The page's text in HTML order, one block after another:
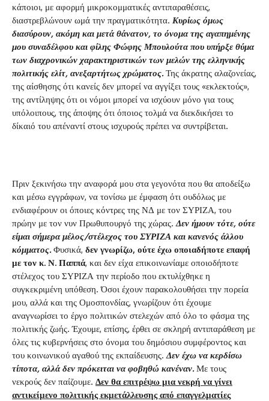
κάποιοι, με αφορμή μικροκομματικές αντιπαραθέσεις,
διαστρεβλώνουν ωμά την πραγματικότητα. Κυρίως όμως
διασύρουν, ακόμη και μετά θάνατον, το όνομα της αγαπημένης
μου συναδέλφου και φίλης Φώφης Μπουλούτα που υπήρξε θύμα
των διαχρονικών χαρακτηριστικών των μελών της ελληνικής
πολιτικής ελίτ, ανεξαρτήτως χρώματος.Της άκρατης αλαζονείας,
της αίσθησης ότι κανείς δεν μπορεί να αγγίξει τους «εκλεκτούς»,
της αντίληψης ότι οι νόμοι μπορεί να ισχύουν μόνο για τους
υπόλοιπους, της άποψης ότι όποιος τολμά να διεκδικήσει το
δίκαιό του απέναντί στους ισχυρούς πρέπει να συντρίβεται.
Πριν ξεκινήσω την αναφορά μου στα γεγονότα που θα αποδείξω
και μέσω εγγράφων, να τονίσω με έμφαση ότι ουδόλως με
ενδιαφέρουν οι όποιες κόντρες της ΝΔ με τον ΣΥΡΙΖΑ, του
πρώην με τον νυν Πρωθυπουργό της χώρας. Δεν ήμουν τότε, ούτε
είμαι σήμερα μέλος/στέλεχος του ΣΥΡΙΖΑ και κανενός άλλου
κόμματος.Φυσικά, δεν γνωρίζω, ούτε έχω οποιαδήποτε επαφή
με τον κ. Ν. Παππά, και δεν είχα επικοινωνίαμε οποιοδήποτε
στέλεχος του ΣΥΡΙΖΑ την περίοδο που εκτυλίχθηκε η
συγκεκριμένη υπόθεση. Όσοι έχουν παρακολουθήσει την πορεία
μου, αλλά και της Ομοσπονδίας, γνωρίζουν ότι έχουμε
αναγνωρίσει το έργο πολιτικών στελεχών από όλο το φάσμα της
πολιτικής ζωής. Έχουμε, επίσης, έρθει σε σκληρή αντιπαράθεση με
όλες τις κυβερνήσεις στο όνομα του δημόσιου συμφέροντος και
του κοινωνικού αγαθού της εκπαίδευσης. Δεν έχω να κερδίσω
τίποτα, αλλά δεν πρόκειται να φοβηθώ κανέναν.Με τους
νεκρούς δεν παίζουμε. Δεν θα επιτρέψω μια νεκρή να γίνει
αντικείμενο πολιτικής εκμετάλλευσης από επαγγελματίες